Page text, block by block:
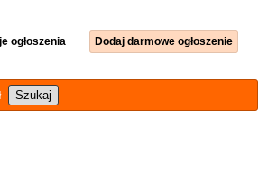
ogłoszenia Dodaj darmowe ogłoszenie